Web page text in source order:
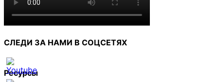
СЛЕДИ ЗА НАМИ В СОЦСЕТЯХ
Ресурсы